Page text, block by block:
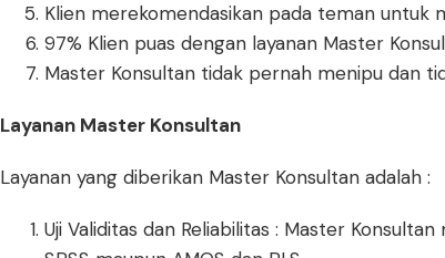
Klien merekomendasikan pada teman untuk
97% Klien puas dengan layanan Master
Master Konsultan tidak pernah menipu dan
Layanan Master Konsultan
Layanan yang diberikan Master Konsultan adalah :
Uji Validitas dan Reliabilitas : Master